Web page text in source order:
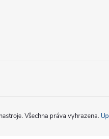
. Všechna práva vyhrazena.